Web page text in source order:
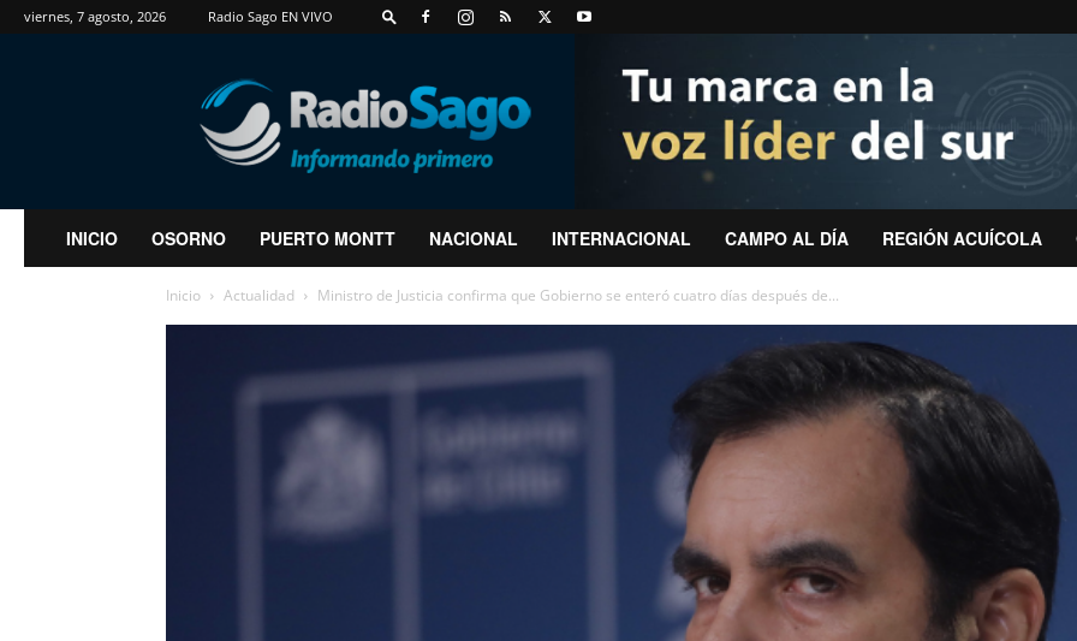
viernes, 7 agosto, 2026 Radio Sago EN VIVO
RadioSago
INICIO OSORNO PUERTO MONTT NACIONAL INTERNACIONAL CAMPO AL DÍA REGIÓN ACUÍCOLA
Inicio Actualidad Ministro de Justicia confirma que Gobierno se enteró cuatro días después de...